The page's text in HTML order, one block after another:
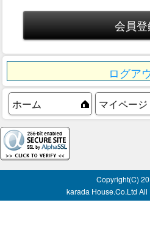
ログア
ホーム マイページ
Copyright(C)
karada House.Co.Ltd All